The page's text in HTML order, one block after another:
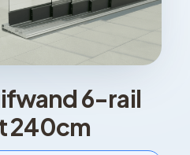
6-rail
240cm